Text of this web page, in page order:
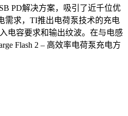
PD解决方案，吸引了近千位优
需求，TI推出电荷泵技术的充电
电容要求和输出纹波。在与电感
Flash 2 – 高效率电荷泵充电方